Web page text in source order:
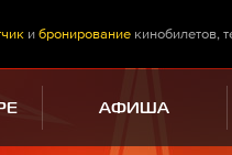
и бронирование кинобилетов,
АФИША